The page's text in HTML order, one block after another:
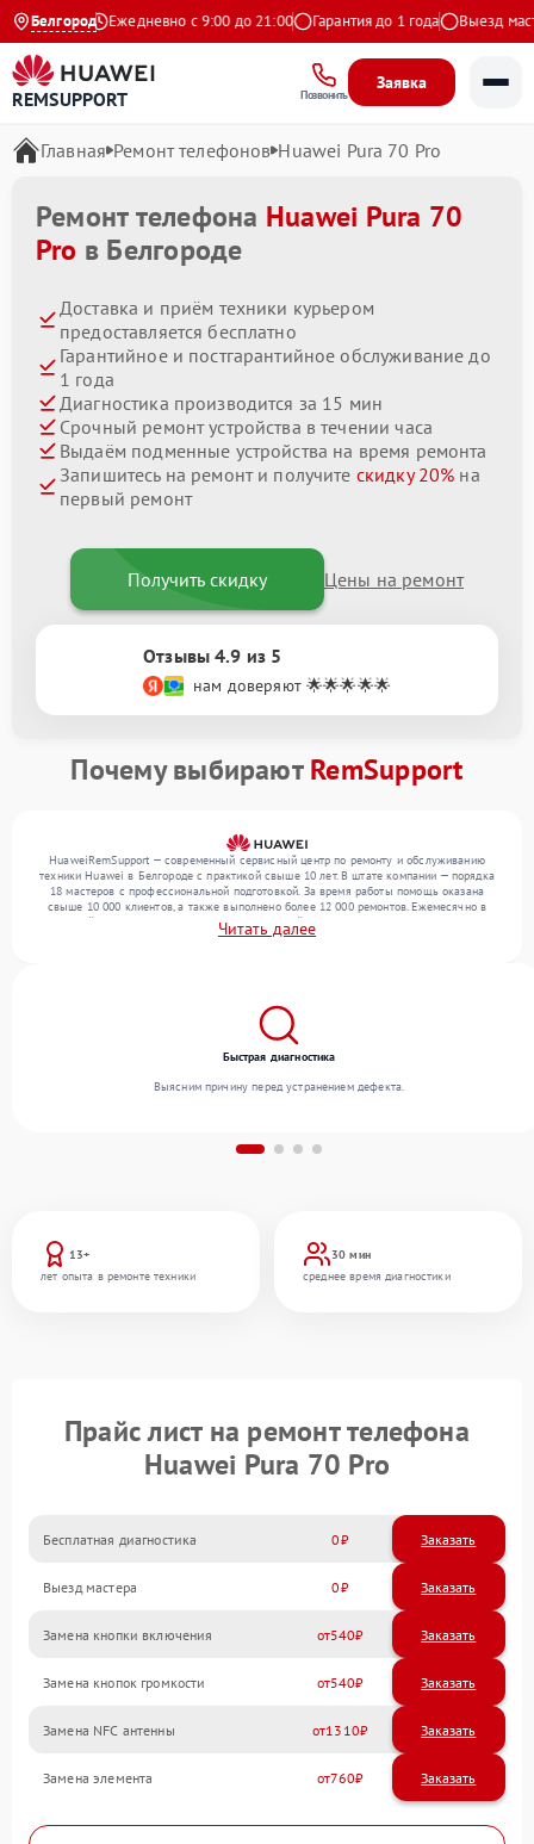
Белгород
Яндекс Ежедневно с 9:00 до 21:00 Гарантия до 1 года Выезд
REMSUPPORT Позвонить
Заявка
Главная Ремонт телефонов Huawei Pura 70 Pro
Ремонт телефона Huawei Pura 70
Pro в Белгороде
Доставка и приём техники курьером
предоставляется бесплатно
Гарантийное и постгарантийное обслуживание до
1 года
Диагностика производится за 15 мин
Срочный ремонт устройства в течении часа
Выдаём подменные устройства на время ремонта
Запишитесь на ремонт и получите скидку 20% на
первый ремонт
Получить скидку Цены на ремонт
Отзывы 4.9 из 5
нам доверяют 🌟🌟🌟🌟🌟
Почему выбираютRemSupport
HuaweiRemSupport — современный сервисный центр по ремонту и обслуживанию
техники Huawei в Белгороде с практикой свыше 10 лет. В штате компании — порядка
18 мастеров с профессиональной подготовкой. За время работы помощь оказана
свыше 10 000 клиентов, а также выполнено более 12 000 ремонтов. Ежемесячно в
сервисный центр поступает более 300 обращений, включая , , . Мы устраняем поломки
любой сложности и обеспечиваем надежный результат благодаря квалификации
Читать далее
13+
лет опыта в ремонте техники
30 мин
среднее время диагностики
Быстрая диагностика
Выясним причину перед устранением дефекта.
Прайс лист на ремонт телефона
Huawei Pura 70 Pro
Бесплатная диагностика 0 Заказать
Выезд мастера 0 Заказать
Замена кнопки включения 540
Замена кнопок громкости 540
Замена NFC антенны 1310
Замена элемента 760